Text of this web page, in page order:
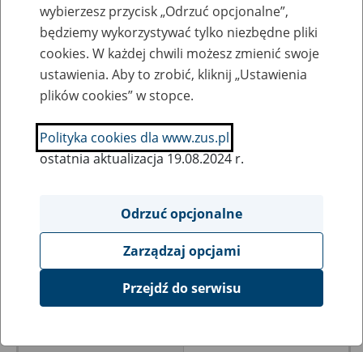
Nazwa zakładu pracy:
SZUKAJ
Ukryj wszystkie pozycje bazy
Przedsiębiorstwo Produkcyjno–
wybierzesz przycisk „Odrzuć opcjonalne”,
będziemy wykorzystywać tylko niezbędne pliki
cookies. W każdej chwili możesz zmienić swoje
ustawienia. Aby to zrobić, kliknij „Ustawienia
plików cookies” w stopce.
Polityka cookies dla www.zus.pl
ostatnia aktualizacja 19.08.2024 r.
Odrzuć opcjonalne
Zarządzaj opcjami
Przejdź do serwisu